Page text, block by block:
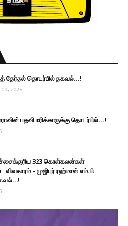
தேர்தல் தொடர்பில் தகவல்...!
2025
பதவி மரிக்காருக்கு தொடர்பில்...!
323 கொள்கலன்கள்
விவகாரம் – முஜிபுர் ரஹ்மான் எம்.பி